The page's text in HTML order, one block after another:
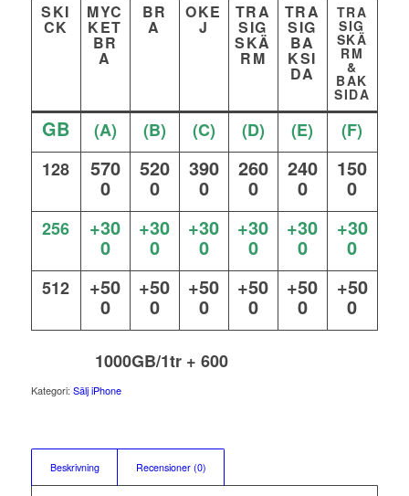
SKI
CK
MYC
KET
BR
A
BR
A
OKE
J
TRA
SIG
SKÄ
RM
TRA
SIG
BA
KSI
DA
TRA
SIG
SKÄ
RM
&
BAK
SIDA
GB (A) (B) (C) (D) (E)
(F)
128
570
0
520
0
390
0
260
0
240
0
150
0
256 +30
0
+30
0
+30
0
+30
0
+30
0
+30
0
512 +50
0
+50
0
+50
0
+50
0
+50
0
+50
0
1000GB/1tr + 600
Kategori: Sälj iPhone
Beskrivning Recensioner (0)